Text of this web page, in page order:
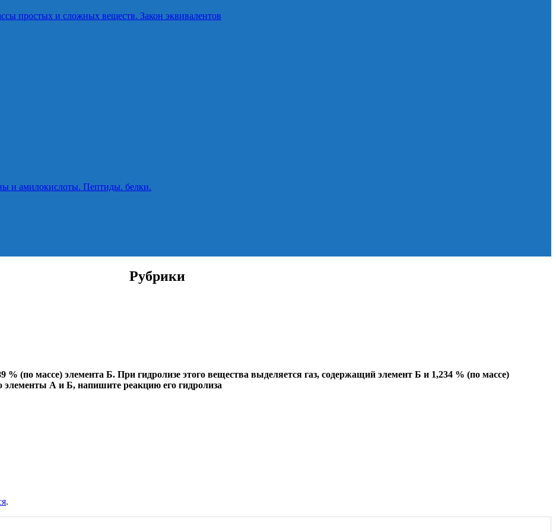
простых и сложных веществ. Закон эквивалентов
и амилокислоты. Пептиды. белки.
Рубрики
(по массе) элемента Б. При гидролизе этого вещества выделяется газ, содержащий элемент Б и 1,234 % (по массе)
А и Б, напишите реакцию его гидролиза
.